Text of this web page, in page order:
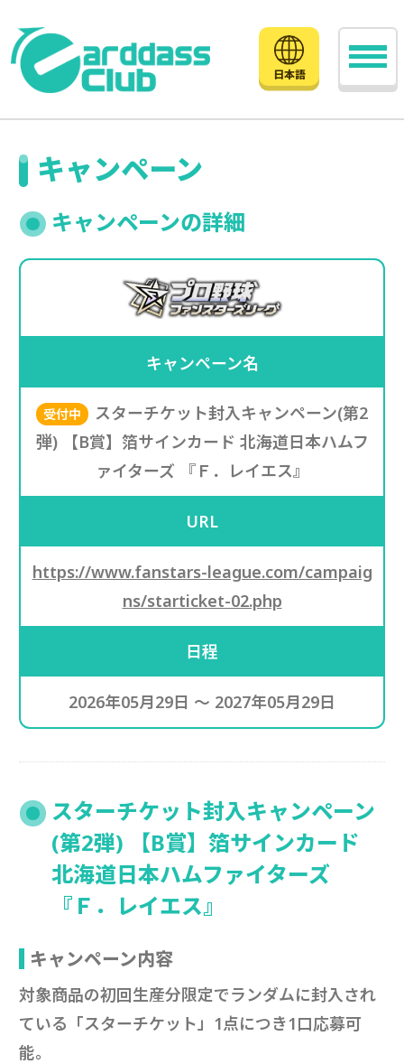
日本語
キャンペーン
キャンペーンの詳細
キャンペーン名
受付中
スターチケット封入キャンペーン(第2
弾) 【B賞】箔サインカード 北海道日本ハムフ
ァイターズ 『Ｆ．レイエス』
URL
https://www.fanstars-league.com/campaig
ns/starticket-02.php
日程
2026年05月29日 ～ 2027年05月29日
スターチケット封入キャンペーン
(第2弾) 【B賞】箔サインカード
北海道日本ハムファイターズ
『Ｆ．レイエス』
キャンペーン内容
対象商品の初回生産分限定でランダムに封入され
ている「スターチケット」1点につき1口応募可
能。